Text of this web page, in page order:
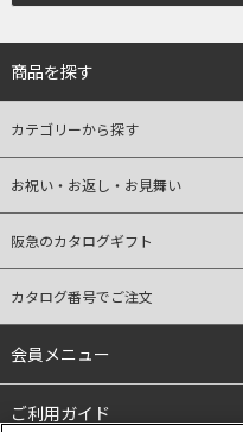
商品を探す
カテゴリーから探す
お祝い・お返し・お見舞い
阪急のカタログギフト
カタログ番号でご注文
会員メニュー
ご利用ガイド